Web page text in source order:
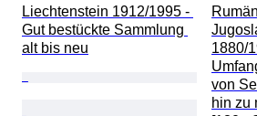
Liechtenstein 1912/1995 -
Gut bestückte Sammlung
alt bis neu
1880/
von
hin zu